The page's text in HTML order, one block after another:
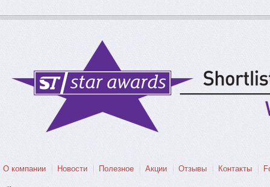
О компании Новости Полезное Акции Отзывы Контакты